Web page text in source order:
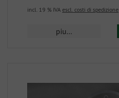
incl. 19 % IVA escl. costi di spedizione
piu...